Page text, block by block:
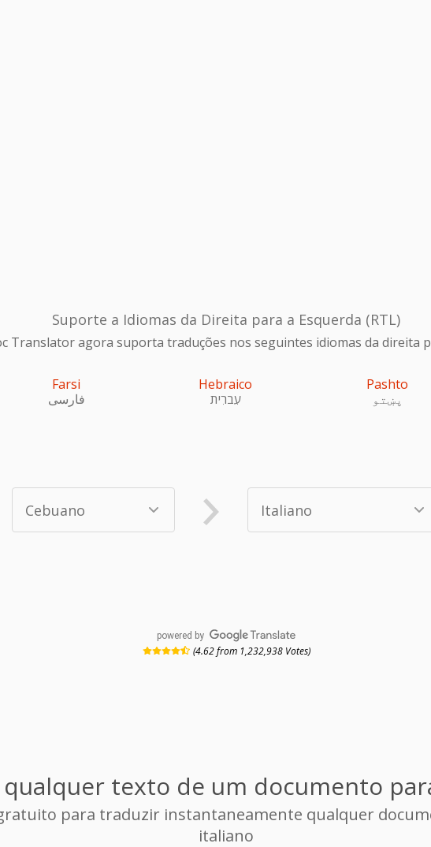
Suporte a Idiomas da Direita para a Esquerda (RTL)
Translator agora suporta traduções nos seguintes idiomas da direita
Farsi
فارسی
Hebraico
עִברִית
Pashto
پښتو
powered by
(4.62 from 1,232,938 Votes)
texto de um documento
para traduzir instantaneamente qualquer
italiano